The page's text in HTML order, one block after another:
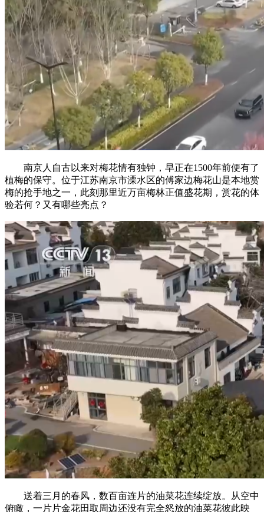
南京人自古以来对梅花情有独钟，早正在1500年前便有了
植梅的保守。位于江苏南京市溧水区的傅家边梅花山是本地赏
梅的抢手地之一，此刻那里近万亩梅林正值盛花期，赏花的体
验若何？又有哪些亮点？
送着三月的春风，数百亩连片的油菜花连续绽放。从空中
俯瞰，一片片金花田取周边还没有完全怒放的油菜花彼此映